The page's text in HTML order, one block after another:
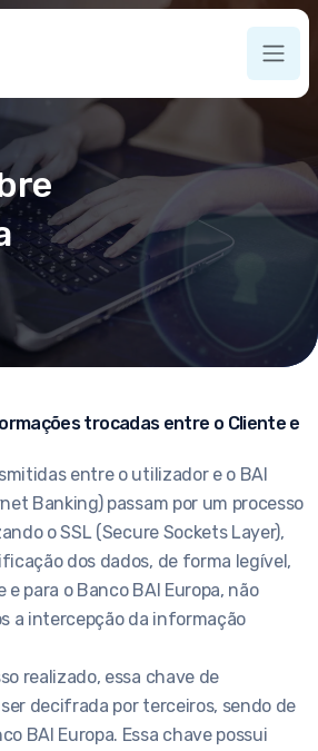
trocadas entre o Cliente e
entre o utilizador e o BAI
Banking) passam por um processo
o SSL (Secure Sockets Layer),
dos dados, de forma legível,
e para o Banco BAI Europa, não
a intercepção da informação
realizado, essa chave de
decifrada por terceiros, sendo de
BAI Europa. Essa chave possui